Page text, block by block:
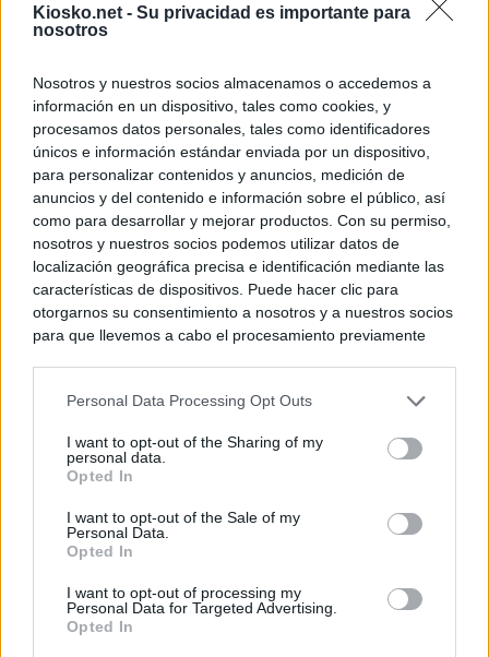
Kiosko.net - Su privacidad es importante para
nosotros
Nosotros y nuestros socios almacenamos o accedemos a
información en un dispositivo, tales como cookies, y
procesamos datos personales, tales como identificadores
únicos e información estándar enviada por un dispositivo,
para personalizar contenidos y anuncios, medición de
anuncios y del contenido e información sobre el público, así
como para desarrollar y mejorar productos. Con su permiso,
nosotros y nuestros socios podemos utilizar datos de
localización geográfica precisa e identificación mediante las
características de dispositivos. Puede hacer clic para
otorgarnos su consentimiento a nosotros y a nuestros socios
para que llevemos a cabo el procesamiento previamente
negar su consentimiento. Tenga en cuenta que algún
de su consentimiento, pero usted tiene el derecho de
rechazar tal procesamiento. Sus preferencias se aplicarán
cualquier momento entrando de nuevo en este sitio web o
visitando nuestra política de privacidad.
Personal Data Processing Opt Outs
I want to opt-out of the Sharing of my
personal data.
Opted In
I want to opt-out of the Sale of my
Personal Data.
Opted In
I want to opt-out of processing my
Personal Data for Targeted Advertising.
Opted In